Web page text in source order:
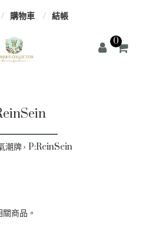
購物車 結帳
0
潮牌 P:ReinSein
商品。